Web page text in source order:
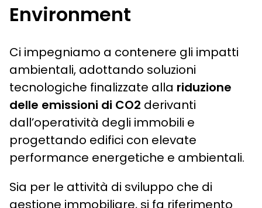
Environment
Ci impegniamo a contenere gli impatti
ambientali, adottando soluzioni
tecnologiche finalizzate alla riduzione
delle emissioni di CO2 derivanti
dall’operatività degli immobili e
progettando edifici con elevate
performance energetiche e ambientali.
Sia per le attività di sviluppo che di
gestione immobiliare, si fa riferimento